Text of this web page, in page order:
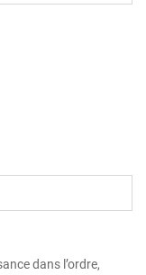
dans l’ordre,